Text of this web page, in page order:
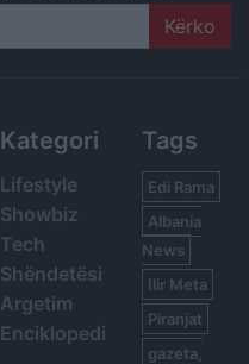
Kategori
Lifestyle
Showbiz
Tech
Shëndetësi
Argetim
Enciklopedi
Tags
Edi Rama
Albania
News
Ilir Meta
Piranjat
gazeta,